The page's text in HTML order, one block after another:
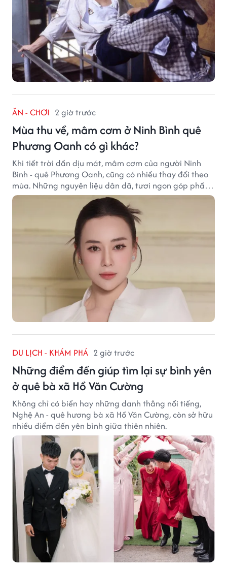
ĂN - CHƠI 2 giờ trước
Mùa thu về, mâm cơm ở Ninh Bình quê
Phương Oanh có gì khác?
Khi tiết trời dần dịu mát, mâm cơm của người Ninh
Bình - quê Phương Oanh, cũng có nhiều thay đổi theo
mùa. Những nguyên liệu dân dã, tươi ngon góp phần
tạo nên hương vị bình dị nhưng đầy cuốn hút của vùng
DU LỊCH - KHÁM PHÁ 2 giờ trước
Những điểm đến giúp tìm lại sự bình yên
ở quê bà xã Hồ Văn Cường
Không chỉ có biển hay những danh thắng nổi tiếng,
Nghệ An - quê hương bà xã Hồ Văn Cường, còn sở hữu
nhiều điểm đến yên bình giữa thiên nhiên.